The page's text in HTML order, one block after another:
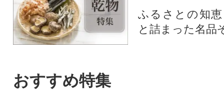
ふるさとの知
と詰まった名品
おすすめ特集